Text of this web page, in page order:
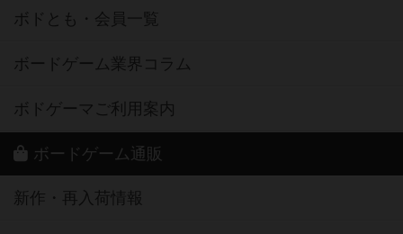
ボドとも・会員一覧
ボードゲーム業界コラム
ボドゲーマご利用案内
ボードゲーム通販
新作・再入荷情報